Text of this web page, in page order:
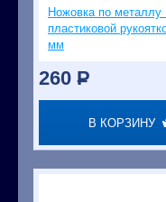
Ножовка по
пластиковой
мм
260 P
В КОРЗИНУ